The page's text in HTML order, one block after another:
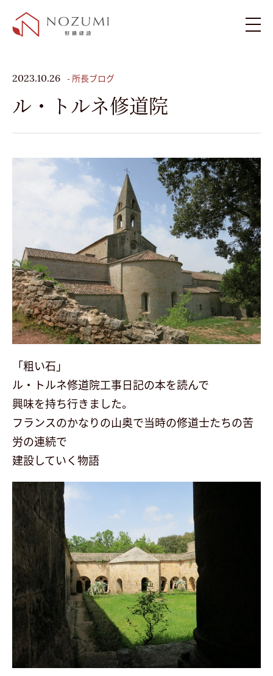
リフォーム・リノベーション
お客様の声
会社案内
最新イベント
お問い合わせ・資料請求
2023.10.26 - 所長ブログ
ル・トルネ修道院
「粗い石」
ル・トルネ修道院工事日記の本を読んで
興味を持ち行きました。
フランスのかなりの山奥で当時の修道士たちの苦
労の連続で
建設していく物語